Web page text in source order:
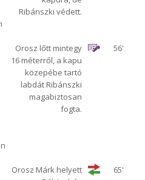
Ribánszki védett.
56'
Orosz lőtt mintegy
16 méterről, a kapu
közepébe tartó
labdát Ribánszki
magabiztosan
fogta.
65'
Orosz Márk helyett